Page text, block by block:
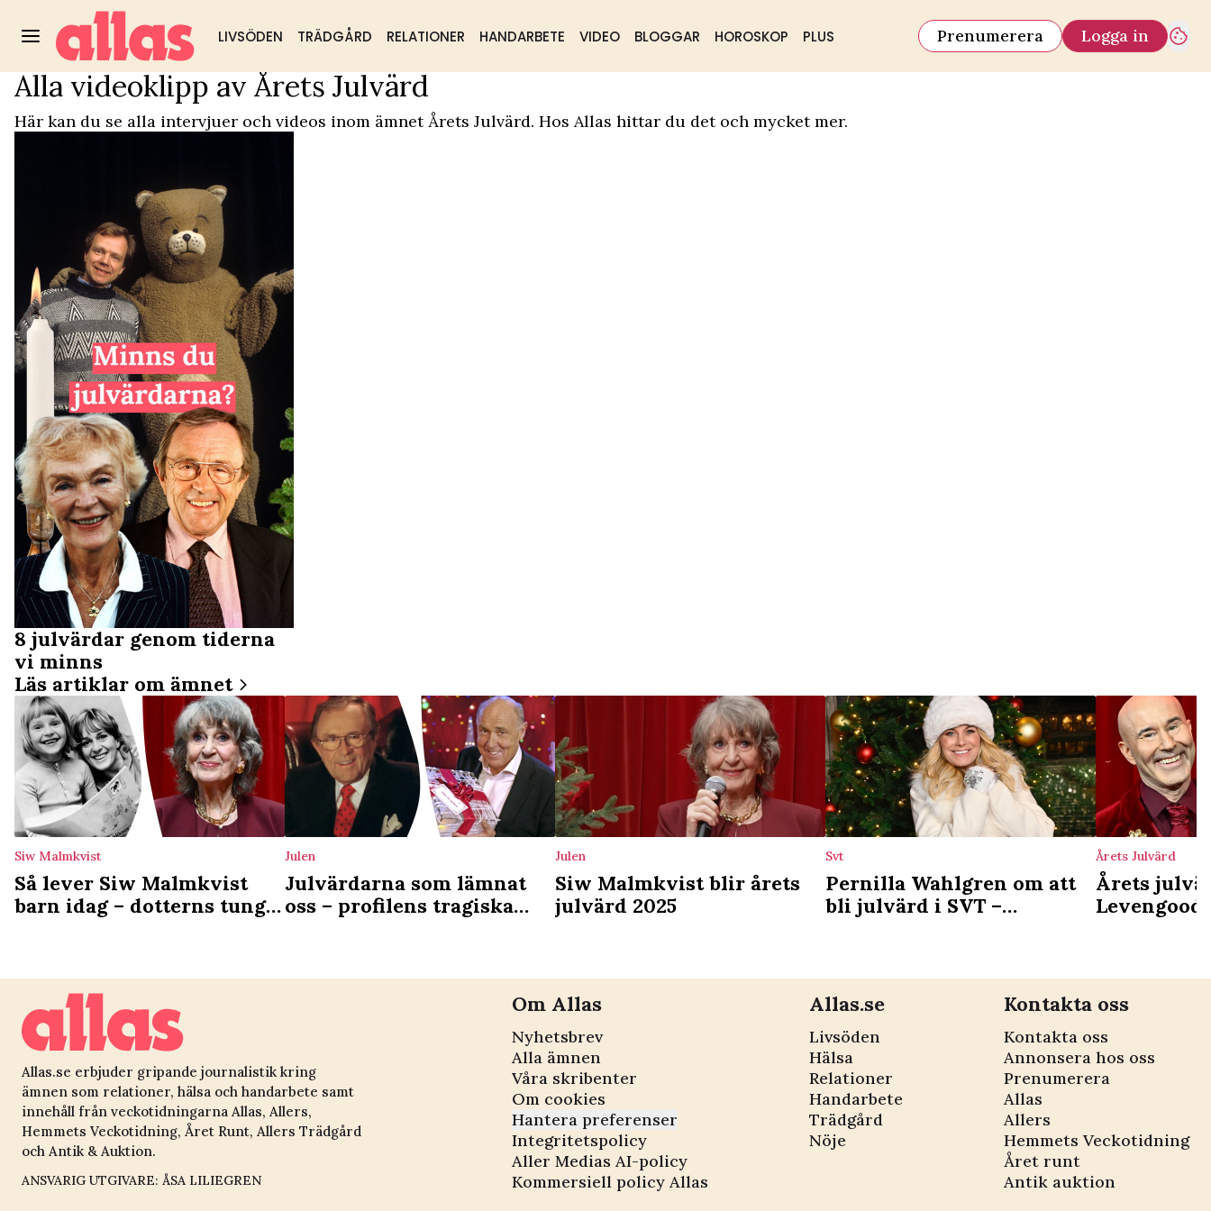
LIVSÖDEN TRÄDGÅRD RELATIONER HANDARBETE VIDEO BLOGGAR HOROSKOP PLUS Prenumerera Logga in
Populärt: Trädgård DIY & husmorstips Hälsa & välmående
Video Start/Årets Julvärd
Alla videoklipp av Årets Julvärd
Här kan du se alla intervjuer och videos inom ämnet Årets Julvärd. Hos Allas hittar du det och mycket mer.
8 julvärdar genom tiderna
vi minns
Läs artiklar om ämnet
Siw Malmkvist
Så lever Siw Malmkvist
barn idag – dotterns tunga
Julen
Julvärdarna som lämnat
oss – profilens tragiska
Julen
Siw Malmkvist blir årets
julvärd 2025
Svt
Pernilla Wahlgren om att
bli julvärd i SVT –
traditioner”
Årets Julvärd
Årets
Allas.se erbjuder gripande journalistik kring
ämnen som relationer, hälsa och handarbete samt
innehåll från veckotidningarna Allas, Allers,
Hemmets Veckotidning, Året Runt, Allers Trädgård
och Antik & Auktion.
ANSVARIG UTGIVARE: ÅSA LILIEGREN
Om Allas
Nyhetsbrev
Alla ämnen
Våra skribenter
Om cookies
Hantera preferenser
Integritetspolicy
Aller Medias AI-policy
Kommersiell policy Allas
Allas.se
Livsöden
Hälsa
Relationer
Handarbete
Trädgård
Nöje
Kontakta oss
Kontakta oss
Annonsera hos oss
Prenumerera
Allas
Allers
Hemmets Veckotidning
Året runt
Antik auktion